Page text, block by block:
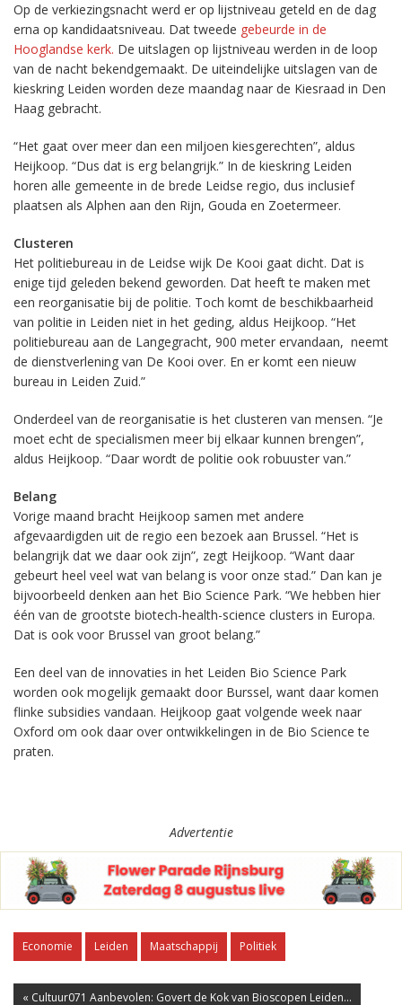
Op de verkiezingsnacht werd er op lijstniveau geteld en de dag
erna op kandidaatsniveau. Dat tweede gebeurde in de
Hooglandse kerk. De uitslagen op lijstniveau werden in de loop
van de nacht bekendgemaakt. De uiteindelijke uitslagen van de
kieskring Leiden worden deze maandag naar de Kiesraad in Den
Haag gebracht.
“Het gaat over meer dan een miljoen kiesgerechten”, aldus
Heijkoop. “Dus dat is erg belangrijk.” In de kieskring Leiden
horen alle gemeente in de brede Leidse regio, dus inclusief
plaatsen als Alphen aan den Rijn, Gouda en Zoetermeer.
Clusteren
Het politiebureau in de Leidse wijk De Kooi gaat dicht. Dat is
enige tijd geleden bekend geworden. Dat heeft te maken met
een reorganisatie bij de politie. Toch komt de beschikbaarheid
van politie in Leiden niet in het geding, aldus Heijkoop. “Het
politiebureau aan de Langegracht, 900 meter ervandaan, neemt
de dienstverlening van De Kooi over. En er komt een nieuw
bureau in Leiden Zuid.”
Onderdeel van de reorganisatie is het clusteren van mensen. “Je
moet echt de specialismen meer bij elkaar kunnen brengen”,
aldus Heijkoop. “Daar wordt de politie ook robuuster van.”
Belang
Vorige maand bracht Heijkoop samen met andere
afgevaardigden uit de regio een bezoek aan Brussel. “Het is
belangrijk dat we daar ook zijn”, zegt Heijkoop. “Want daar
gebeurt heel veel wat van belang is voor onze stad.” Dan kan je
bijvoorbeeld denken aan het Bio Science Park. “We hebben hier
één van de grootste biotech-health-science clusters in Europa.
Dat is ook voor Brussel van groot belang.”
Een deel van de innovaties in het Leiden Bio Science Park
worden ook mogelijk gemaakt door Burssel, want daar komen
flinke subsidies vandaan. Heijkoop gaat volgende week naar
Oxford om ook daar over ontwikkelingen in de Bio Science te
praten.
Advertentie
Economie Leiden Maatschappij Politiek
« Cultuur071 Aanbevolen: Govert de Kok van Bioscopen Leiden...